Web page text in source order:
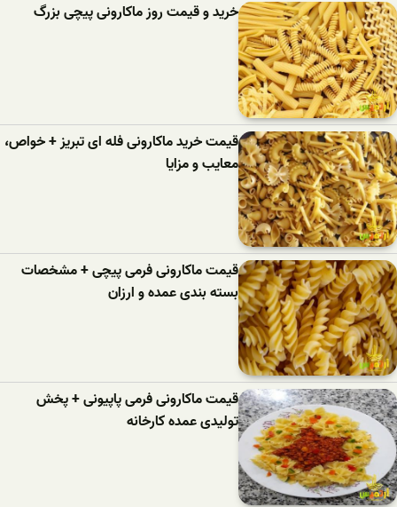
خرید و قیمت روز ماکارونی پیچی بزرگ
قیمت خرید ماکارونی فله ای تبریز + خواص،
معایب و مزایا
قیمت ماکارونی فرمی پیچی + مشخصات
بسته بندی عمده و ارزان
قیمت ماکارونی فرمی پاپیونی + پخش
تولیدی عمده کارخانه